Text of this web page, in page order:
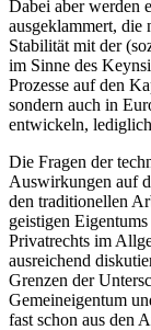
Dabei aber werden
ausgeklammert, die
Stabilität mit der
im Sinne des
Prozesse auf den
sondern auch in
entwickeln,
Die Fragen der
Auswirkungen auf
den traditionellen
geistigen
Privatrechts im
ausreichend
Grenzen der
Gemeineigentum
fast schon aus den